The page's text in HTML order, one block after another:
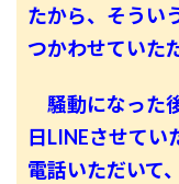
たから、そうい
つかわせていた
騒動になった
日LINEさせてい
電話いただいて